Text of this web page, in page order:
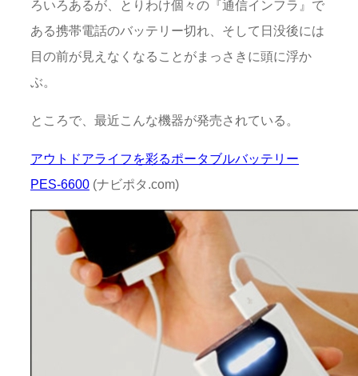
ろいろあるが、とりわけ個々の『通信インフラ』で
ある携帯電話のバッテリー切れ、そして日没後には
目の前が見えなくなることがまっさきに頭に浮か
ぶ。
ところで、最近こんな機器が発売されている。
アウトドアライフを彩るポータブルバッテリー
PES-6600 (ナビポタ.com)